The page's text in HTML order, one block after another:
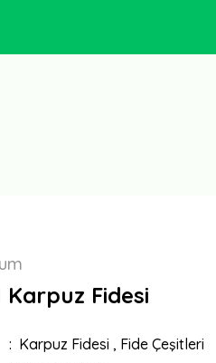
Karpuz Fidesi
Karpuz Fidesi , Fide Çeşitleri